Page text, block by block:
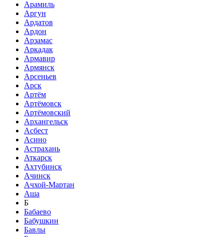
Арамиль
Аргун
Ардатов
Ардон
Арзамас
Аркадак
Армавир
Армянск
Арсеньев
Арск
Артём
Артёмовск
Артёмовский
Архангельск
Асбест
Асино
Астрахань
Аткарск
Ахтубинск
Ачинск
Ачхой-Мартан
Аша
Б
Бабаево
Бабушкин
Бавлы